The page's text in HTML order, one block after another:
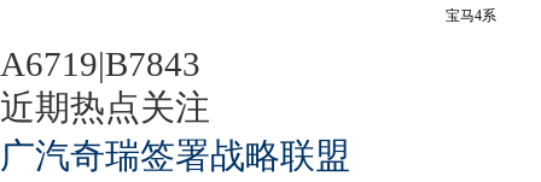
宝马4系
A6719|B7843
近期热点关注
广汽奇瑞签署战略联盟